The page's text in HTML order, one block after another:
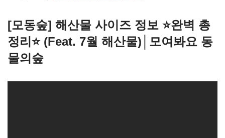
[모동숲] 해산물 사이즈 정보 ⭐완벽 총
정리⭐ (Feat. 7월 해산물)│모여봐요 동
물의숲